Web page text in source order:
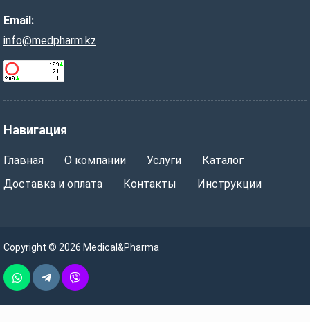
Навигация
Главная О компании Услуги
Каталог
Доставка и оплата
Контакты Инструкции
Email:
info@medpharm.kz
Copyright © 2026 Medical&Pharma
WhatsappTelegramVber